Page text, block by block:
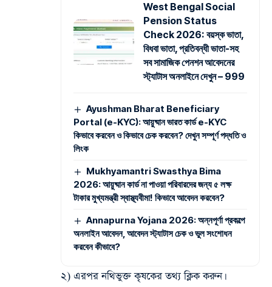
West Bengal Social
Pension Status
Check 2026: বয়স্ক ভাতা,
বিধবা ভাতা, প্রতিবন্ধী ভাতা-সহ
সব সামাজিক পেনশন আবেদনের
স্ট্যাটাস অনলাইনে দেখুন – 999
Ayushman Bharat Beneficiary
Portal (e-KYC): আয়ুষ্মান ভারত কার্ড e-KYC
কিভাবে করবেন ও কিভাবে চেক করবেন? দেখুন সম্পূর্ণ পদ্ধতি ও
লিংক
Mukhyamantri Swasthya Bima
2026: আয়ুষ্মান কার্ড না পাওয়া পরিবারদের জন্য ৫ লক্ষ
টাকার মুখ্যমন্ত্রী স্বাস্থ্যবীমা! কিভাবে আবেদন করবেন?
Annapurna Yojana 2026: অন্নপূর্ণা প্রকল্পে
অনলাইন আবেদন, আবেদন স্ট্যাটাস চেক ও ভুল সংশোধন
করবেন কীভাবে?
২) এরপর নথিভুক্ত কৃষকের তথ্য ক্লিক করুন।